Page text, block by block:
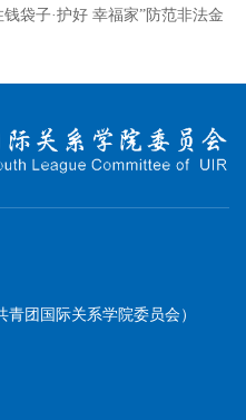
袋子·护好 幸福家”防范非法金
团国际关系学院委员会）